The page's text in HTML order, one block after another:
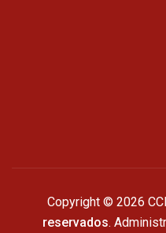
Copyright © 2026
reservados.